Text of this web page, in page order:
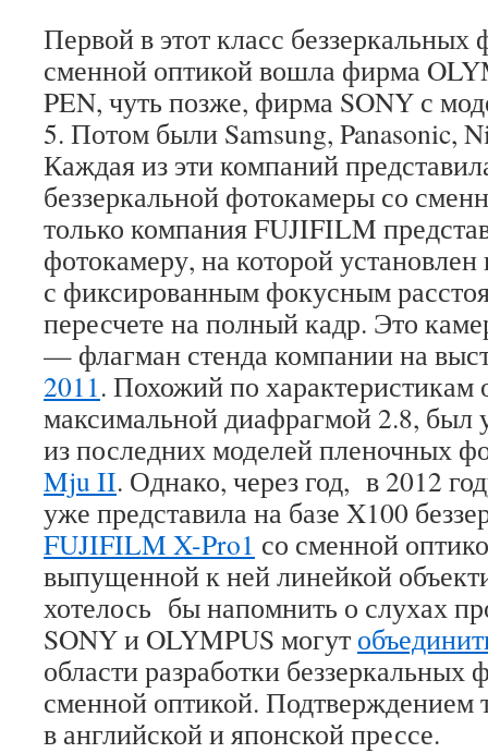
Первой в этот класс беззеркальных
сменной оптикой вошла фирма
PEN, чуть позже, фирма SONY с
5. Потом были Samsung, Panasonic,
Каждая из эти компаний
беззеркальной фотокамеры со
только компания FUJIFILM
фотокамеру, на которой
с фиксированным фокусным
пересчете на полный кадр. Это
— флагман стенда компании на
2011. Похожий по характеристикам
максимальной диафрагмой 2.8, был
из последних моделей пленочных
Mju II. Однако, через год, в 2012
уже представила на базе X100
FUJIFILM X-Pro1 со сменной
выпущенной к ней линейкой
хотелось бы напомнить о слухах
SONY и OLYMPUS могут
области разработки беззеркальных
сменной оптикой. Подтверждением
в английской и японской прессе.